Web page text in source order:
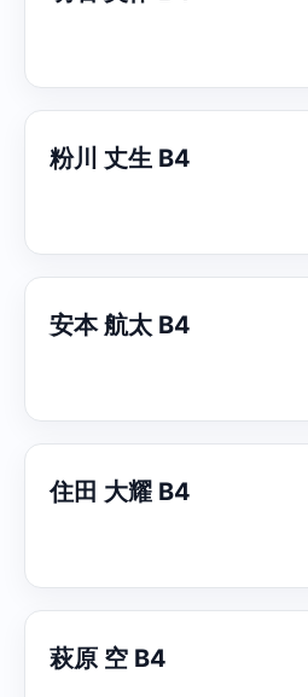
粉川 丈生 B4
安本 航太 B4
住田 大耀 B4
萩原 空 B4